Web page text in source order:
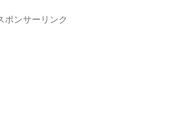
ポンサーリンク